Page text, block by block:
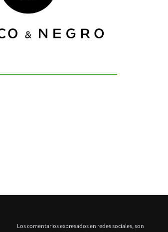
Los comentarios expresados en redes sociales, son